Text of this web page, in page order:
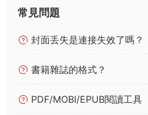
常見問題
封面丢失是連接失效了嗎？
書籍雜誌的格式？
PDF/MOBI/EPUB閱讀工具